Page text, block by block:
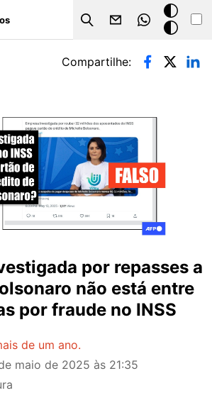
Search
Modo
escuro
Compartilhe:
por repasses a
não está entre
por fraude no INSS
de um ano.
maio de 2025 às 21:35